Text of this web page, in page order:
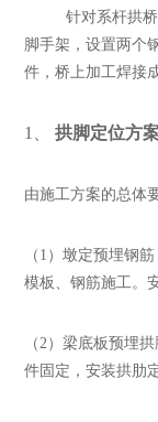
针对系杆拱
脚手架，设置两个
件，桥上加工焊接
1 拱脚定位方
由施工方案的总体
（1）墩定预埋钢
模板、钢筋施工。
（2）梁底板预埋
件固定，安装拱肋